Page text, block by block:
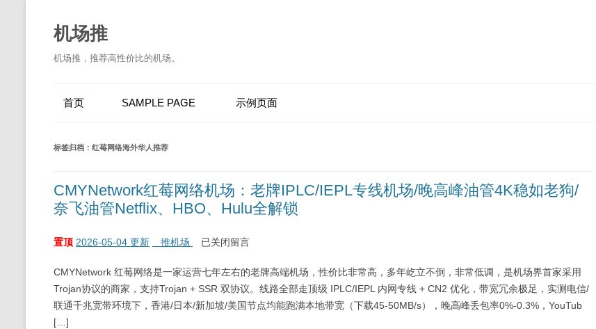
机场推
机场推，推荐高性价比的机场。
首页 SAMPLE PAGE 示例页面
标签归档： 红莓网络海外华人推荐
CMYNetwork红莓网络机场：老牌IPLC/IEPL专线机场/晚高峰油管4K稳如老狗/
奈飞油管Netflix、HBO、Hulu全解锁
置顶 2026-05-04 更新 推机场 已关闭留言
CMYNetwork 红莓网络是一家运营七年左右的老牌高端机场，性价比非常高，多年屹立不倒，非常低调，是机场界首家采用
Trojan协议的商家，支持Trojan + SSR 双协议。线路全部走顶级 IPLC/IEPL 内网专线 + CN2 优化，带宽冗余极足，实测电信/
联通千兆宽带环境下，香港/日本/新加坡/美国节点均能跑满本地带宽（下载45-50MB/s），晚高峰丢包率0%-0.3%，YouTub
[…]